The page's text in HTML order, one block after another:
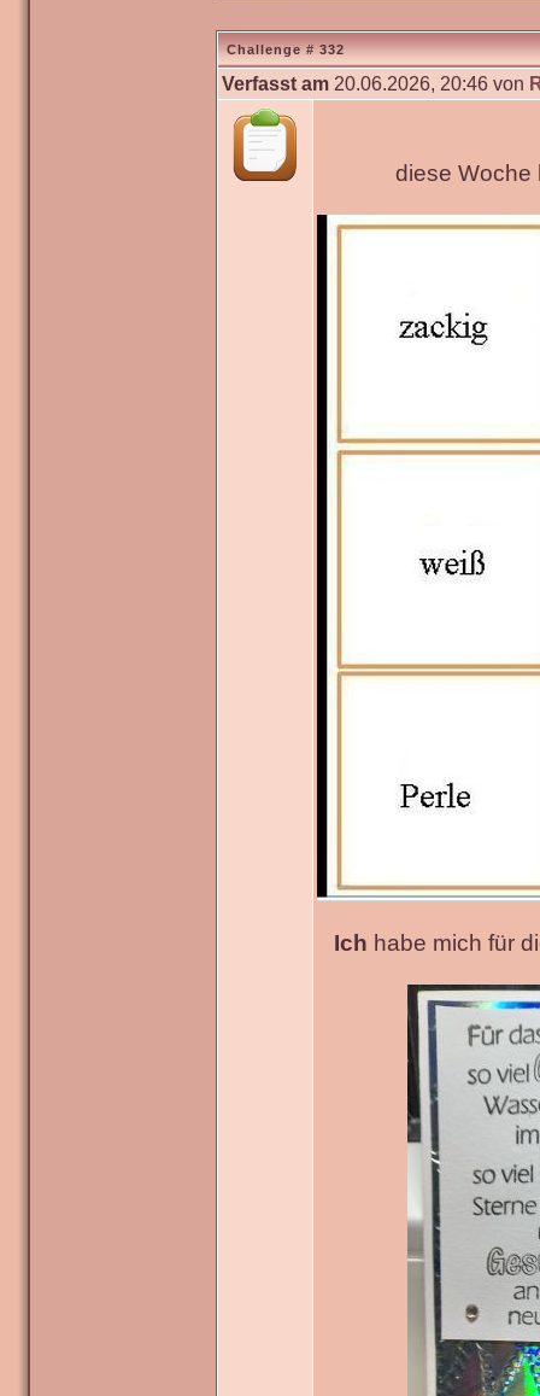
Challenge # 332
Verfasst am 20.06.2026, 20:46 von
diese Woche
Ich habe mich für